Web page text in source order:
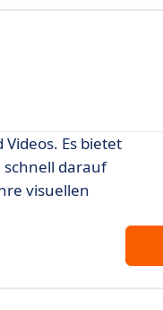
Es bietet
darauf
visuellen